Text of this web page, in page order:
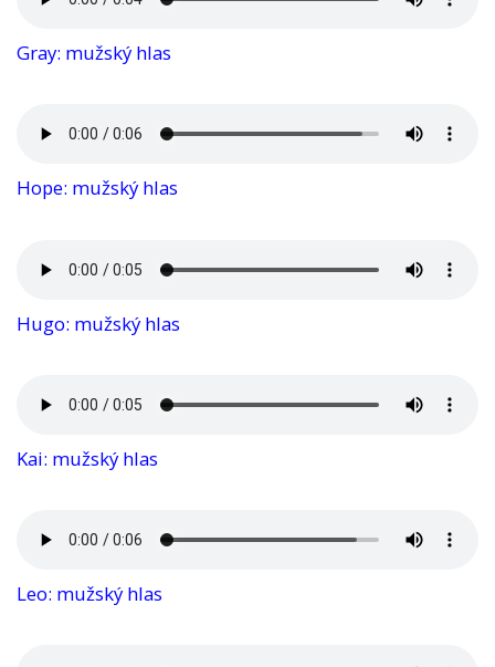
Gray: mužský hlas
Hope: mužský hlas
Hugo: mužský hlas
Kai: mužský hlas
Leo: mužský hlas